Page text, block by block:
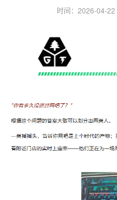
时间：2026-04-22